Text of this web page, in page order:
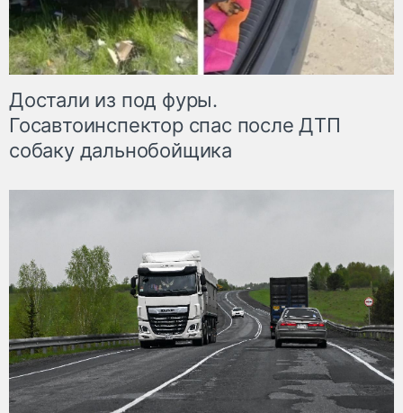
Достали из под фуры.
Госавтоинспектор спас после ДТП
собаку дальнобойщика